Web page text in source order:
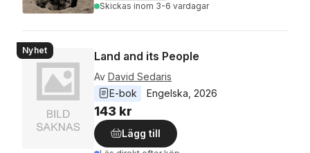
Skickas inom 3-6 vardagar
Nyhet Land and its People
Av David Sedaris
E-bok
Engelska 2026
143 kr
Lägg till